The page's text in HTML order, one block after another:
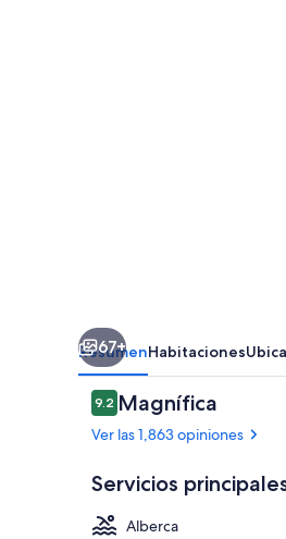
67+
ResumenHabitaciones
Opiniones
9.29.2 de 10,
Magnífica
Ver las 1,863 opiniones
Servicios
Alberca